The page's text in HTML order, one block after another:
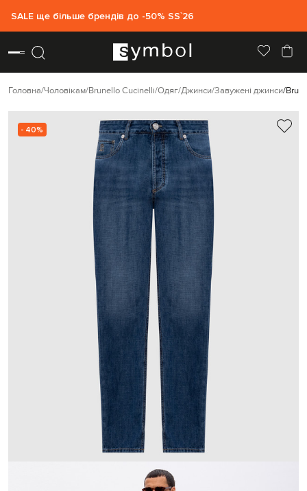
SALE ще більше брендів до -50% SS`26
Головна Чоловікам Brunello Cucinelli Одяг Джинси Завужені джинси
- 40%